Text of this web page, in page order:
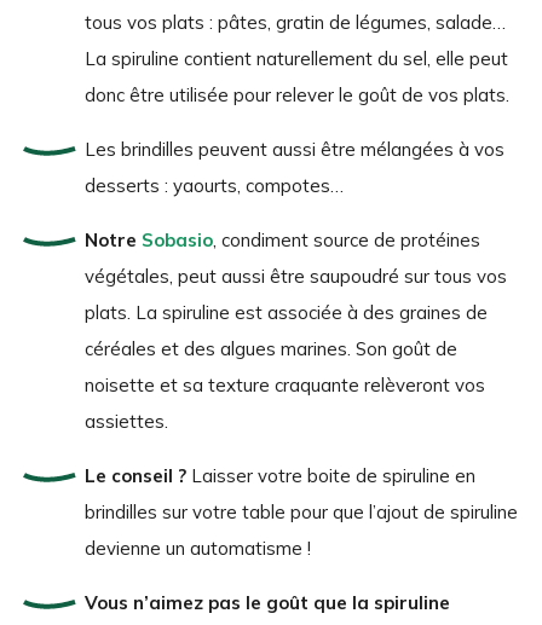
tous vos plats : pâtes, gratin de légumes, salade…
La spiruline contient naturellement du sel, elle peut
donc être utilisée pour relever le goût de vos plats.
Les brindilles peuvent aussi être mélangées à vos
desserts : yaourts, compotes…
Notre Sobasio, condiment source de protéines
végétales, peut aussi être saupoudré sur tous vos
plats. La spiruline est associée à des graines de
céréales et des algues marines. Son goût de
noisette et sa texture craquante relèveront vos
assiettes.
Le conseil ? Laisser votre boite de spiruline en
brindilles sur votre table pour que l’ajout de spiruline
devienne un automatisme !
Vous n’aimez pas le goût que la spiruline